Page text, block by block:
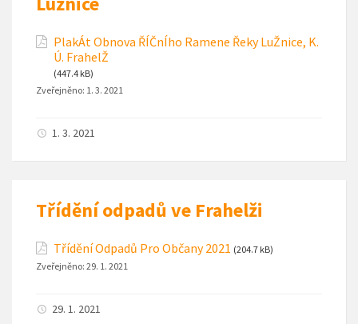
PlakÁt Obnova ŘÍČnÍho Ramene Řeky LuŽnice, K.
Ú. FrahelŽ
(447.4 kB)
Zveřejněno: 1. 3. 2021
1. 3. 2021
Třídění odpadů ve Frahelži
Třídění Odpadů Pro Občany 2021 (204.7 kB)
Zveřejněno: 29. 1. 2021
29. 1. 2021